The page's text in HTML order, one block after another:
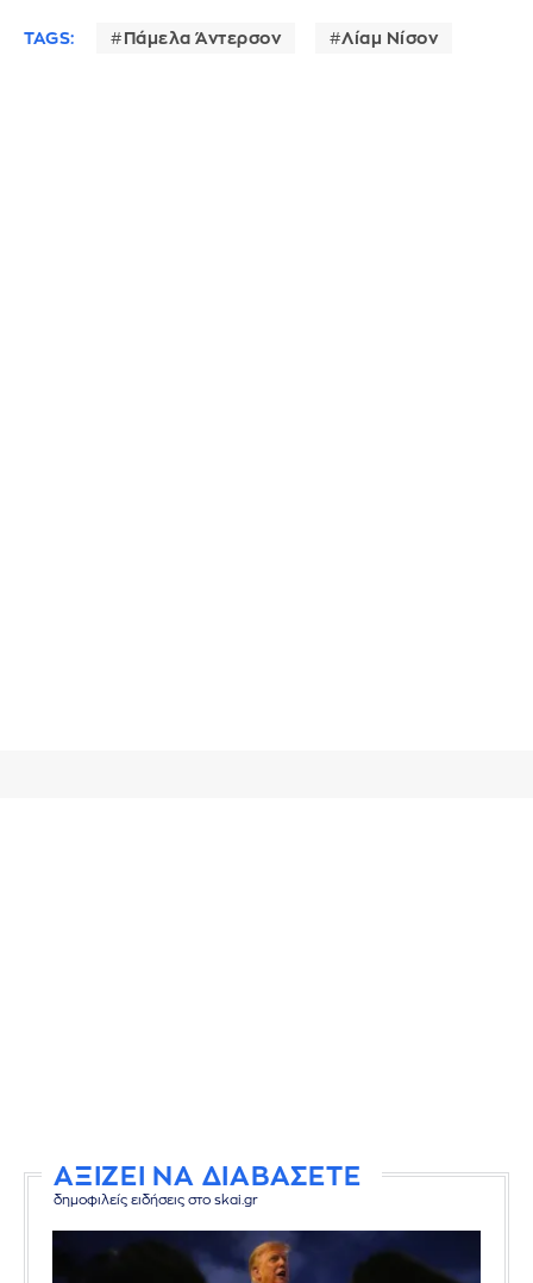
TAGS: Πάμελα Άντερσον Λίαμ Νίσον
ΑΞΙΖΕΙ ΝΑ ΔΙΑΒΑΣΕΤΕ
δημοφιλείς ειδήσεις στο skai.gr